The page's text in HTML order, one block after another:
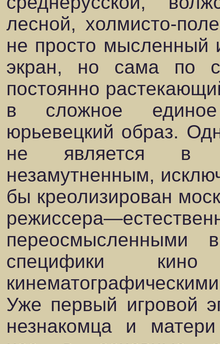
лесной, холмисто-
не просто мысленный
экран, но сама по
постоянно
в сложное единое
юрьевецкий образ.
не является в
незамутненным,
бы креолизирован
переосмысленными
специфики
Уже первый игровой
незнакомца и